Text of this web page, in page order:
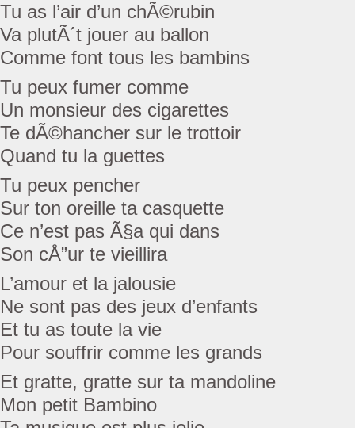
Tu as l’air d’un chÃ©rubin
Va plutÃ´t jouer au ballon
Comme font tous les bambins
Tu peux fumer comme
Un monsieur des cigarettes
Te dÃ©hancher sur le trottoir
Quand tu la guettes
Tu peux pencher
Sur ton oreille ta casquette
Ce n’est pas Ã§a qui dans
Son cÅ”ur te vieillira
L’amour et la jalousie
Ne sont pas des jeux d’enfants
Et tu as toute la vie
Pour souffrir comme les grands
Et gratte, gratte sur ta mandoline
Mon petit Bambino